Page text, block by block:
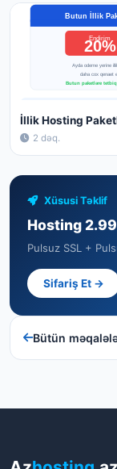
İllik Hosting
2 dəq.
Xüsusi Təklif
Hosting
Pulsuz SSL +
Sifariş Et →
Bütün